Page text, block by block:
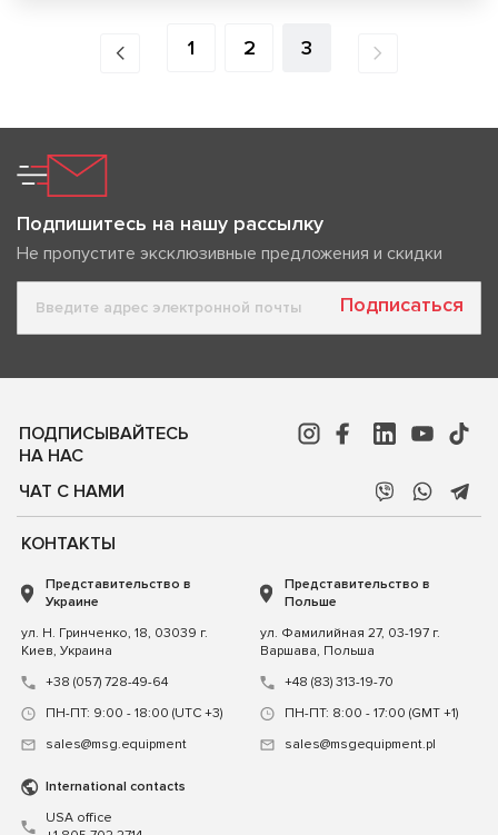
1 2 3
Подпишитесь на нашу рассылку
Не пропустите эксклюзивные предложения и скидки
Подписаться
ПОДПИСЫВАЙТЕСЬ
НА НАС
ЧАТ С НАМИ
КОНТАКТЫ
Представительство в
Украине
ул. Н. Гринченко, 18, 03039 г.
Киев, Украина
+38 (057) 728-49-64
ПН-ПТ: 9:00 - 18:00 (UTC +3)
sales@msg.equipment
Представительство в
Польше
ул. Фамилийная 27, 03-197 г.
Варшава, Польша
+48 (83) 313-19-70
ПН-ПТ: 8:00 - 17:00 (GMT +1)
sales@msgequipment.pl
International contacts
USA office